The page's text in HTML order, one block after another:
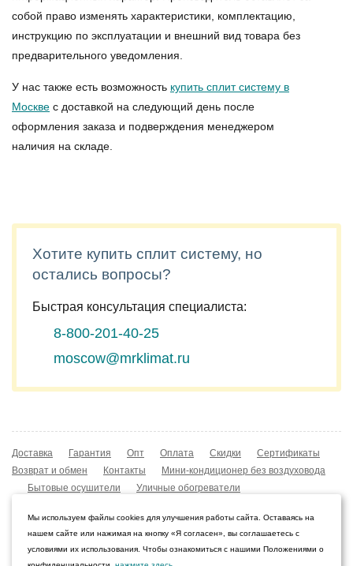
собой право изменять характеристики, комплектацию,
инструкцию по эксплуатации и внешний вид товара без
предварительного уведомления.
У нас также есть возможность купить сплит систему в
Москве с доставкой на следующий день после
оформления заказа и подверждения менеджером
наличия на складе.
Хотите купить сплит систему, но
остались вопросы?
Быстрая консультация специалиста:
8-800-201-40-25
moscow@mrklimat.ru
Доставка Гарантия Опт Оплата Скидки
Сертификаты
Возврат и обмен
Контакты
Мини-кондиционер без воздуховода
Бытовые осушители
Уличные обогреватели
Охладители воздуха
Конвекторы NOBO
Мы используем файлы cookies для улучшения работы сайта. Оставаясь на
нашем сайте или нажимая на кнопку «Я согласен», вы соглашаетесь с
условиями их использования. Чтобы ознакомиться с нашими Положениями о